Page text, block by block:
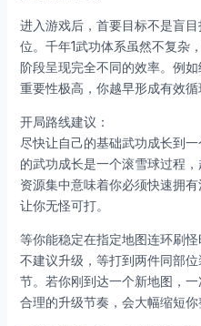
进入游戏后，首要目标不是盲
位。千年1武功体系虽然不复杂
阶段呈现完全不同的效率。例
重要性极高，你越早形成有效循
开局路线建议：
尽快让自己的基础武功成长到
的武功成长是一个滚雪球过程
资源集中意味着你必须快速拥
让你无怪可打。
等你能稳定在指定地图连环刷
不建议升级，等打到两件同部
节。若你刚到达一个新地图，一
合理的升级节奏，会大幅缩短你